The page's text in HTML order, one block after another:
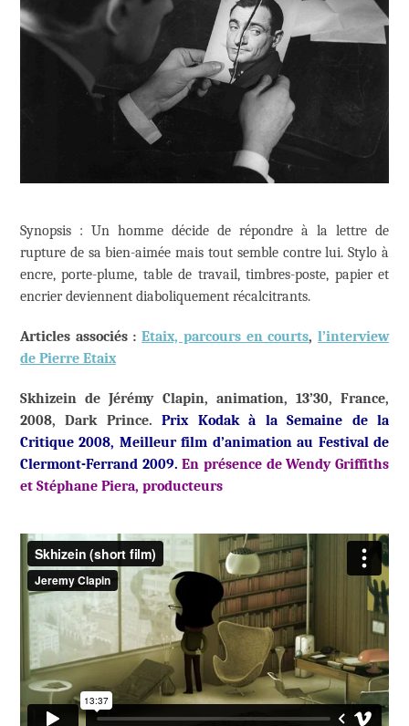
Synopsis : Un homme décide de répondre à la lettre de
rupture de sa bien-aimée mais tout semble contre lui. Stylo à
encre, porte-plume, table de travail, timbres-poste, papier et
encrier deviennent diaboliquement récalcitrants.
Articles associés :Etaix, parcours en courts,l’interview
de Pierre Etaix
Skhizein de Jérémy Clapin, animation, 13’30, France,
2008, Dark Prince. Prix Kodak à la Semaine de la
Critique 2008, Meilleur film d’animation au Festival de
Clermont-Ferrand 2009.En présence deWendy Griffiths
et Stéphane Piera, producteurs